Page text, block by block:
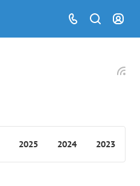
2025 2024 2023